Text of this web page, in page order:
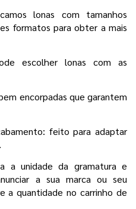
lonas com tamanhos
formatos para obter a mais
escolher lonas com as
encorpadas que garantem
feito para adaptar
a unidade da gramatura e
a sua marca ou seu
a quantidade no carrinho de